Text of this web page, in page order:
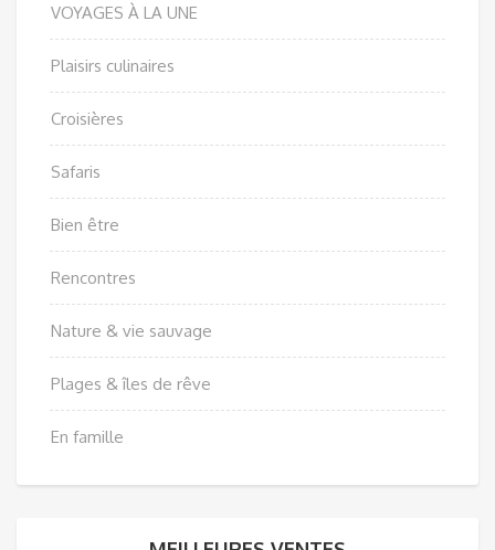
VOYAGES À LA UNE
Plaisirs culinaires
Croisières
Safaris
Bien être
Rencontres
Nature & vie sauvage
Plages & îles de rêve
En famille